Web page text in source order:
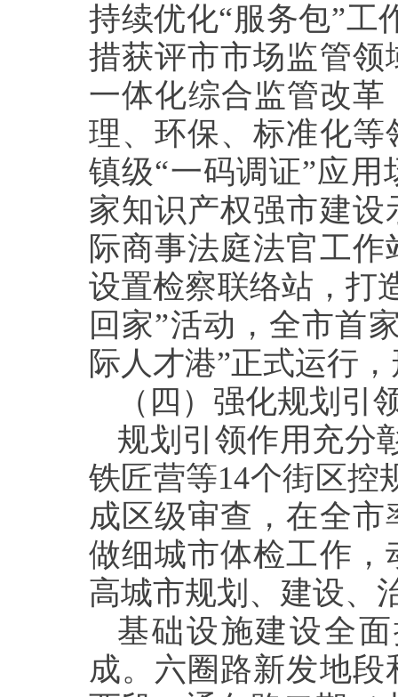
持续优化“服务包”工
措获评市市场监管
一体化综合监管改革
理、环保、标准化
镇级“一码调证”应
家知识产权强市建
际商事法庭法官工
设置检察联络站，打
回家”活动，全市首
际人才港”正式运行
（四）强化规划引
规划引领作用充分
铁匠营等14个街区控
成区级审查，在全
做细城市体检工作
高城市规划、建设、
基础设施建设全
成。六圈路新发地